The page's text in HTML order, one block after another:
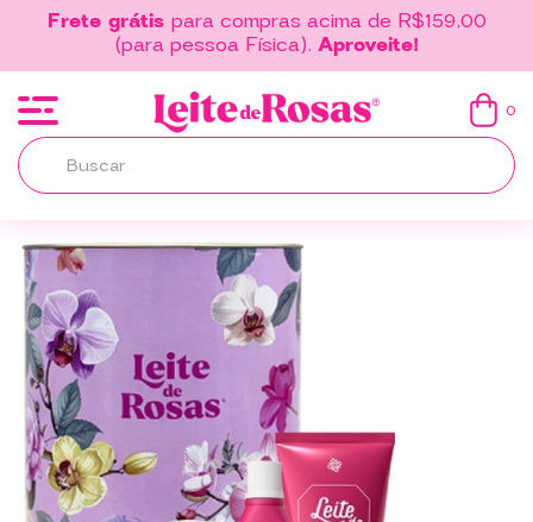
Frete grátispara compras acima de R$159,00
(para pessoa Física).Aproveite!
0